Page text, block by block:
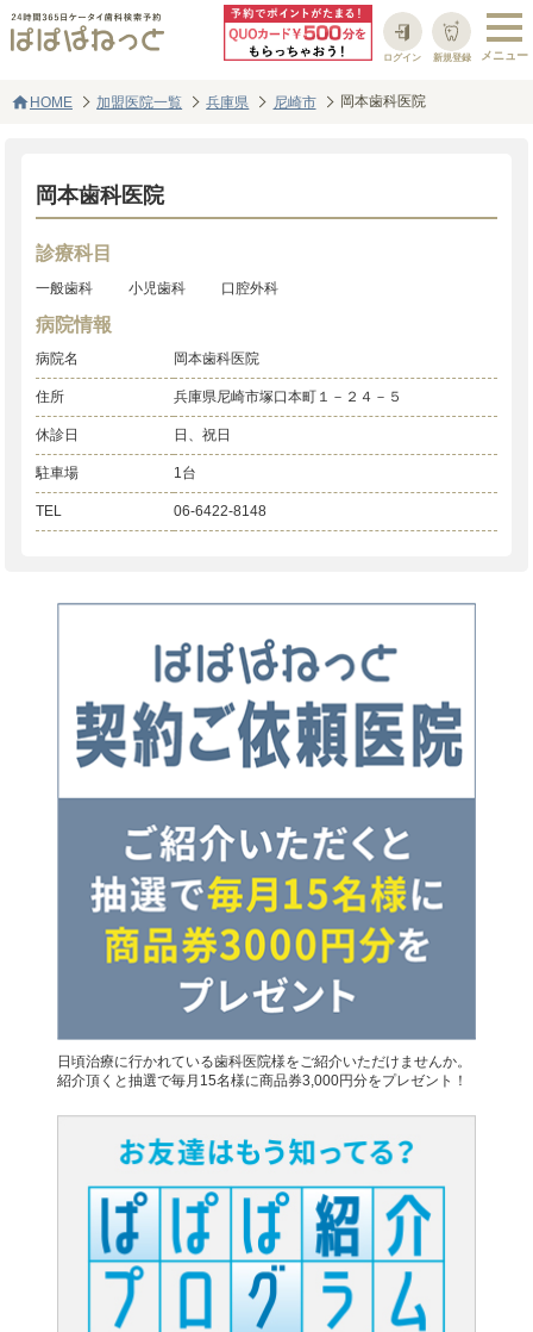
新規登録
ログイン
homeHOME 加盟医院一覧 兵庫県 尼崎市 岡本歯科医院
岡本歯科医院
診療科目
一般歯科 小児歯科 口腔外科
病院情報
病院名 岡本歯科医院
住所 兵庫県尼崎市塚口本町１－２４－５
休診日 日、祝日
駐車場 1台
TEL 06-6422-8148
日頃治療に行かれている歯科医院様をご紹介いただけませんか。
紹介頂くと抽選で毎月15名様に商品券3,000円分をプレゼント！